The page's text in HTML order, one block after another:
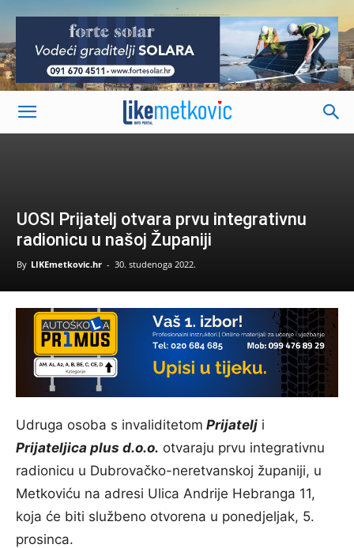
-
UOSI Prijatelj otvara prvu integrativnu
radionicu u našoj Županiji
By LIKEmetkovic.hr - 30. studenoga 2022.
Udruga osoba s invaliditetom Prijatelj i
Prijateljica plus d.o.o. otvaraju prvu integrativnu
radionicu u Dubrovačko-neretvanskoj županiji, u
Metkoviću na adresi Ulica Andrije Hebranga 11,
koja će biti službeno otvorena u ponedjeljak, 5.
prosinca.